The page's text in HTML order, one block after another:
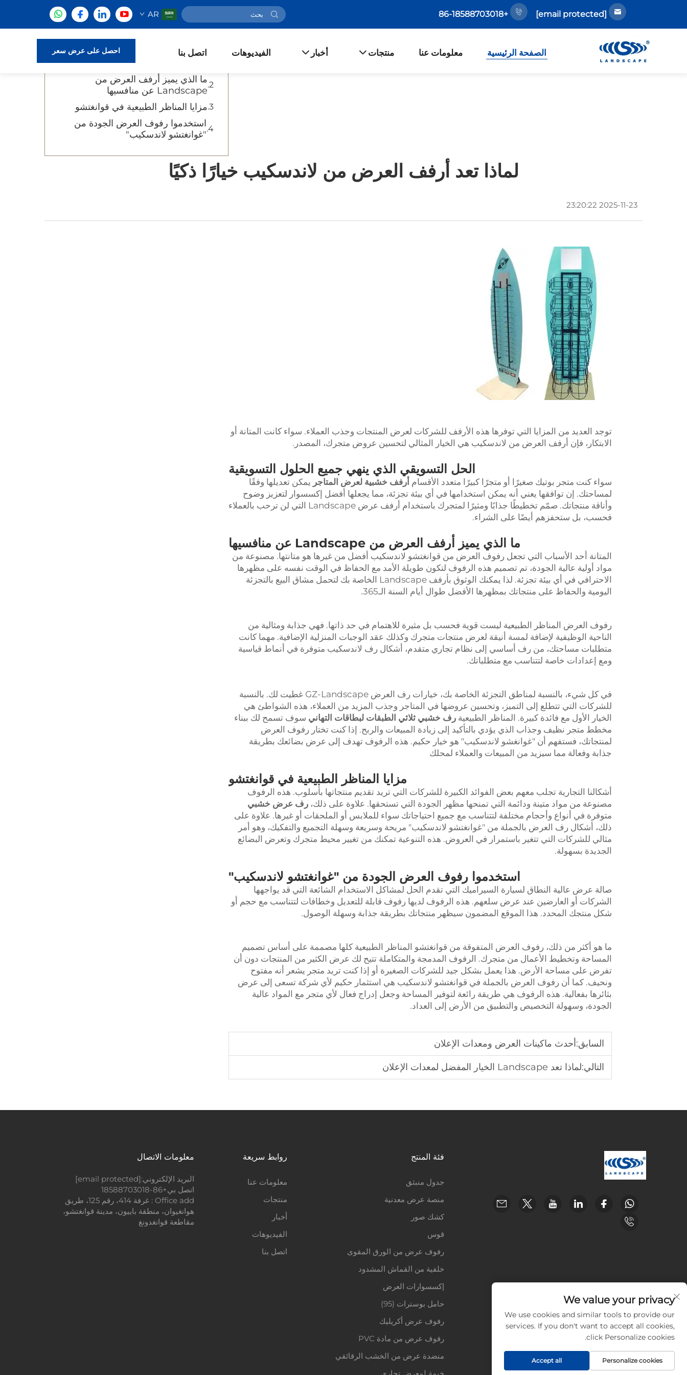
[email protected]
+86-18588703018
AR
الصفحة الرئيسية معلومات عنا منتجات أخبار الفيديوهات اتصل بنا احصل على عرض سعر
لماذا تعد أرفف العرض من لاندسكيب خيارًا ذكيًا
2025-11-23 23:20:22
توجد العديد من المزايا التي توفرها هذه الأرفف للشركات لعرض المنتجات وجذب العملاء. سواء كانت المتانة أو
الابتكار، فإن أرفف العرض من لاندسكيب هي الخيار المثالي لتحسين عروض متجرك، المصدر.
الحل التسويقي الذي ينهي جميع الحلول التسويقية
سواء كنت متجر بوتيك صغيرًا أو متجرًا كبيرًا متعدد الأقسام أرفف خشبية لعرض المتاجر يمكن تعديلها وفقًا
لمساحتك. إن توافقها يعني أنه يمكن استخدامها في أي بيئة تجزئة، مما يجعلها أفضل إكسسوار لتعزيز وضوح
وأناقة منتجاتك. صمّم تخطيطًا جذابًا ومثيرًا لمتجرك باستخدام أرفف عرض Landscape التي لن ترحب بالعملاء
فحسب، بل ستحفزهم أيضًا على الشراء.
ما الذي يميز أرفف العرض من Landscape عن منافسيها
المتانة أحد الأسباب التي تجعل رفوف العرض من قوانغتشو لاندسكيب أفضل من غيرها هو متانتها. مصنوعة من
مواد أولية عالية الجودة، تم تصميم هذه الرفوف لتكون طويلة الأمد مع الحفاظ في الوقت نفسه على مظهرها
الاحترافي في أي بيئة تجزئة. لذا يمكنك الوثوق بأرفف Landscape الخاصة بك لتحمل مشاق البيع بالتجزئة
اليومية والحفاظ على منتجاتك بمظهرها الأفضل طوال أيام السنة الـ365.
رفوف العرض المناظر الطبيعية ليست قوية فحسب بل مثيرة للاهتمام في حد ذاتها. فهي جذابة ومثالية من
الناحية الوظيفية لإضافة لمسة أنيقة لعرض منتجات متجرك وكذلك عقد الوجبات المنزلية الإضافية. مهما كانت
متطلبات مساحتك، من رف أساسي إلى نظام تجاري متقدم، أشكال رف لاندسكيب متوفرة في أنماط قياسية
ومع إعدادات خاصة لتتناسب مع متطلباتك.
في كل شيء، بالنسبة لمناطق التجزئة الخاصة بك، خيارات رف العرض GZ-Landscape غطيت لك. بالنسبة
للشركات التي تتطلع إلى التميز، وتحسين عروضها في المتاجر وجذب المزيد من العملاء، هذه الشواطئ هي
الخيار الأول مع فائدة كبيرة. المناظر الطبيعية رف خشبي ثلاثي الطبقات لبطاقات التهاني سوف تسمح لك ببناء
مخطط متجر نظيف وجذاب الذي يؤدي بالتأكيد إلى زيادة المبيعات والربح. إذا كنت تختار رفوف العرض
لمنتجاتك، فستفهم أن "غوانغشو لاندسكيب" هو خيار حكيم. هذه الرفوف تهدف إلى عرض بضائعك بطريقة
جذابة وفعالة مما سيزيد من المبيعات والعملاء لمحلك
مزايا المناظر الطبيعية في قوانغتشو
أشكالنا التجارية تجلب معهم بعض الفوائد الكبيرة للشركات التي تريد تقديم منتجاتها بأسلوب. هذه الرفوف
مصنوعة من مواد متينة ودائمة التي تمنحها مظهر الجودة التي تستحقها. علاوة على ذلك، رف عرض خشبي
متوفرة في أنواع وأحجام مختلفة لتتناسب مع جميع احتياجاتك سواء للملابس أو الملحقات أو غيرها. علاوة على
ذلك، أشكال رف العرض بالجملة من "غوانغتشو لاندسكيب" مريحة وسريعة وسهلة التجميع والتفكيك، وهو أمر
مثالي للشركات التي تتغير باستمرار في العروض. هذه التنوعية تمكنك من تغيير محيط متجرك وتعرض البضائع
الجديدة بسهولة.
استخدموا رفوف العرض الجودة من "غوانغتشو لاندسكيب"
صالة عرض عالية النطاق لسيارة السيراميك التي تقدم الحل لمشاكل الاستخدام الشائعة التي قد يواجهها
الشركات أو العارضين عند عرض سلعهم. هذه الرفوف لديها رفوف قابلة للتعديل وخطافات لتتناسب مع حجم أو
شكل منتجك المحدد. هذا الموقع المضمون سيظهر منتجاتك بطريقة جذابة وسهلة الوصول.
ما هو أكثر من ذلك، رفوف العرض المتفوقة من قوانغتشو المناظر الطبيعية كلها مصممة على أساس تصميم
المساحة وتخطيط الأعمال من متجرك. الرفوف المدمجة والمتكاملة تتيح لك عرض الكثير من المنتجات دون أن
تفرض على مساحة الأرض. هذا يعمل بشكل جيد للشركات الصغيرة أو إذا كنت تريد متجر يشعر أنه مفتوح
ونحيف. كما أن رفوف العرض بالجملة في قوانغتشو لاندسكيب هي استثمار حكيم لأي شركة تسعى إلى عرض
بثائرها بفعالية. هذه الرفوف هي طريقة رائعة لتوفير المساحة وجعل إدراج فعال لأي متجر مع المواد عالية
الجودة، وسهولة التخصيص والتطبيق من الأرض إلى العداد.
السابق:أحدث ماكينات العرض ومعدات الإعلان
التالي:لماذا تعد Landscape الخيار المفضل لمعدات الإعلان
جدول المحتويات
الحل التسويقي الذي ينهي جميع الحلول
ما الذي يميز أرفف العرض من
Landscape عن منافسيها
مزايا المناظر الطبيعية في قوانغتشو
استخدموا رفوف العرض الجودة من
"غوانغتشو لاندسكيب"
فئة المنتج
جدول منبثق
منصة عرض معدنية
كشك صور
قوس
رفوف عرض من الورق المقوى
خلفية من القماش المشدود
إكسسوارات العرض
حامل بوسترات (95)
رفوف عرض أكريليك
رفوف عرض من مادة PVC
منضدة عرض من الخشب الرقائقي
روابط سريعة
معلومات عنا
منتجات
أخبار
الفيديوهات
اتصل بنا
معلومات الاتصال
البريد الإلكتروني:[email protected]
اتصل بي+86-18588703018
Office add : غرفة 414، رقم 125، طريق
هوانغيوان، منطقة باييون، مدينة قوانغتشو،
مقاطعة قوانغدونغ
We value your privacy
We use cookies and similar tools to provide our
services. If you don't want to accept all cookies,
click Personalize cookies.
Personalize cookies
Accept all